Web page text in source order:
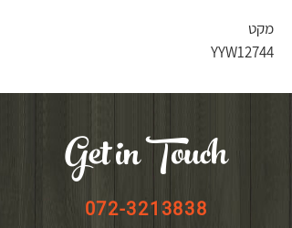
מקט
YYW12744
Get in Touch
072-3213838